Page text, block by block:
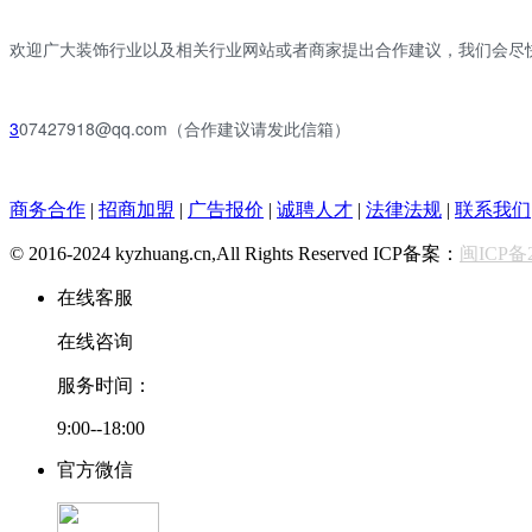
欢迎广大装饰行业以及相关行业网站或者商家提出合作建议，我们会尽
307427918@qq.com（合作建议请发此信箱）
商务合作 | 招商加盟 | 广告报价 | 诚聘人才 | 法律法规 | 联系我们
© 2016-2024 kyzhuang.cn,All Rights Reserved ICP备案： 闽ICP备
在线客服
在线咨询
服务时间：
9:00--18:00
官方微信